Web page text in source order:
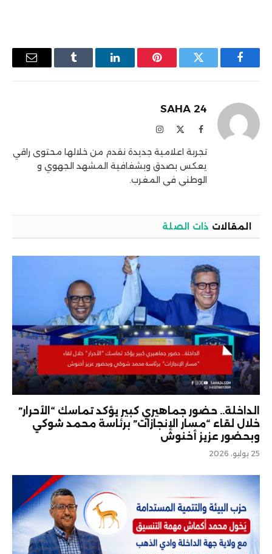
فيسبوك تويتر بينتيريستلينكدإن Tumblr
البريد
SAHA 24
فيسبوك الانستغرام
تجربة اعلامية جديدة نقدم من خلالها محتوى راقي
يعكس بصدق وبشفافية المشهد الجهوي و
الوطني في المغرب.
المقالات ذات الصلة
الداخلة.. حضور جماهيري كبير يؤكد تماسك “الأحرار”
خلال لقاء “مسار الإنجازات” برئاسة محمد شوكي
وبحضور عزيز أخنوش
25 يوليو، 2026